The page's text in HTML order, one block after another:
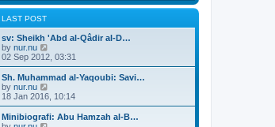
s
l
t
e
t
p
s
t
w
h
e
a
t
e
t
p
o
s
LAST POST
sv: Sheikh 'Abd al-Qâdir al-D…
by nur.nu
i
e
w
h
e
l
a
02 Sep 2012, 03:31
Sh. Muhammad al-Yaqoubi: Savi…
by nur.nu
i
e
w
18 Jan 2016, 10:14
Minibiografi: Abu Hamzah al-B…